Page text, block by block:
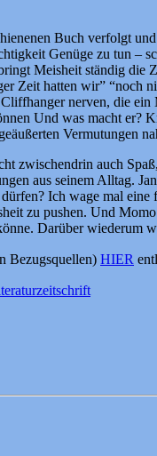
Buch verfolgt
Genüge zu tun
Meisheit ständig die
Zeit hatten wir” “noch
nerven, die
Und was macht er?
Vermutungen
zwischendrin auch
aus seinem Alltag.
Ich wage mal
zu pushen. Und
Darüber wiederum
Bezugsquellen) HIER